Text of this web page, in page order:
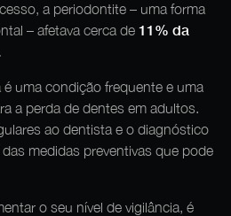
a periodontite – uma forma
– afetava cerca de 11% da
uma condição frequente e uma
a perda de dentes em adultos.
ao dentista e o diagnóstico
medidas preventivas que pode
o seu nível de vigilância, é